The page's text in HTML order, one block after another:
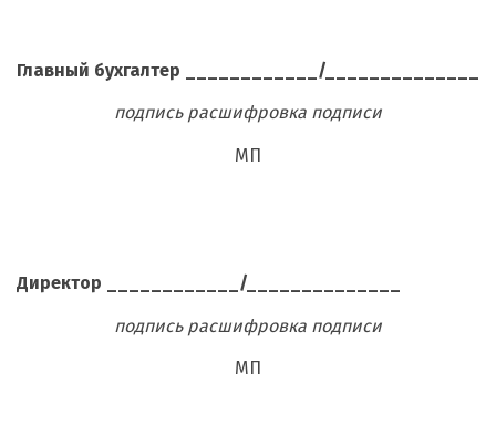
Главный бухгалтер ____________/______________
подпись расшифровка подписи
МП
Директор ____________/______________
подпись расшифровка подписи
МП